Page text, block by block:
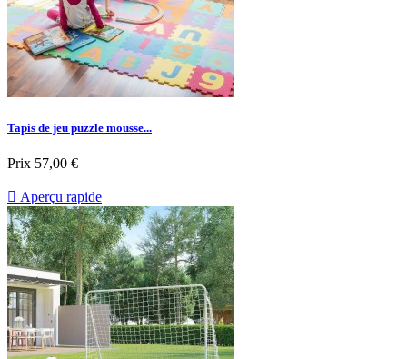
Tapis de jeu puzzle mousse...
Prix 57,00 €
 Aperçu rapide